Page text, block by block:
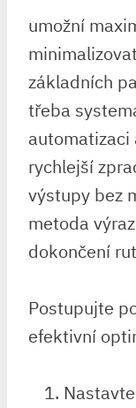
umožní
základních
třeba
rychlejší
výstupy⁤ bez⁤
metoda
dokončení
Postupujte
efektivní